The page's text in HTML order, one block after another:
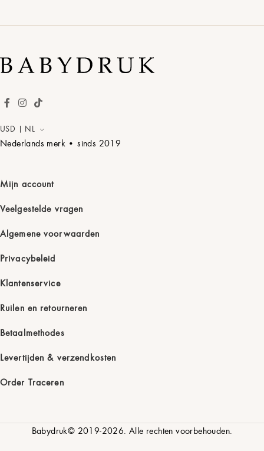
USD | NL
Nederlands merk • sinds 2019
Mijn account
Veelgestelde vragen
Algemene voorwaarden
Privacybeleid
Klantenservice
Ruilen en retourneren
Betaalmethodes
Levertijden & verzendkosten
Order Traceren
Babydruk© 2019-2026. Alle rechten voorbehouden.